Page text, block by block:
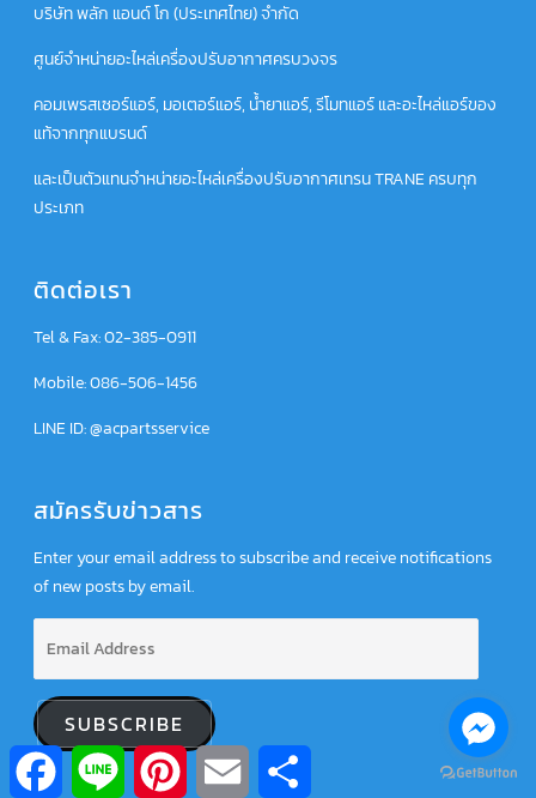
บริษัท พลัก แอนด์ โก (ประเทศไทย) จำกัด
ศูนย์จำหน่ายอะไหล่เครื่องปรับอากาศครบวงจร
คอมเพรสเซอร์แอร์, มอเตอร์แอร์, น้ำยาแอร์, รีโมทแอร์ และอะไหล่แอร์ของ
แท้จากทุกแบรนด์
และเป็นตัวแทนจำหน่ายอะไหล่เครื่องปรับอากาศเทรน TRANE ครบทุก
ประเภท
ติดต่อเรา
Tel & Fax: 02-385-0911
Mobile: 086-506-1456
LINE ID: @acpartsservice
สมัครรับข่าวสาร
Enter your email address to subscribe and receive notifications
of new posts by email.
SUBSCRIBE
FacebookLine Pinterest Email